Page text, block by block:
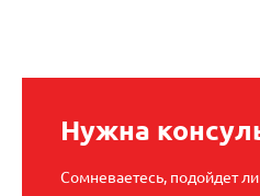
Нужна
Сомневаетесь, подойдет ли